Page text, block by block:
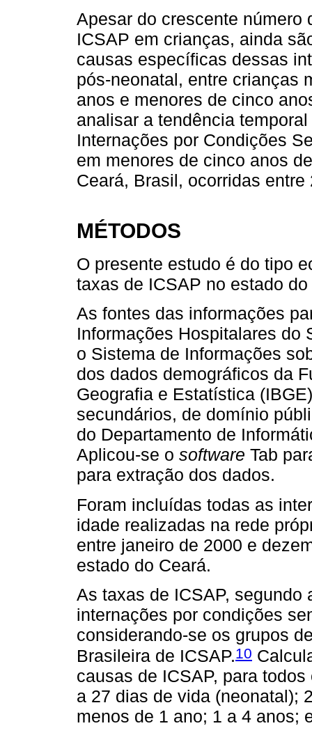
Apesar do crescente número
ICSAP em crianças, ainda
causas específicas dessas
pós-neonatal, entre crianças
anos e menores de cinco
analisar a tendência
Internações por Condições
em menores de cinco anos
Ceará, Brasil, ocorridas entre
MÉTODOS
O presente estudo é do tipo
taxas de ICSAP no estado
As fontes das informações
Informações Hospitalares do
o Sistema de Informações
dos dados demográficos da
Geografia e Estatística
secundários, de domínio
do Departamento de
Aplicou-se o software Tab
para extração dos dados.
Foram incluídas todas as
idade realizadas na rede
entre janeiro de 2000 e
estado do Ceará.
As taxas de ICSAP,
internações por condições
considerando-se os grupos
Brasileira de ICSAP.10
causas de ICSAP, para
a 27 dias de vida (neonatal);
menos de 1 ano; 1 a 4 anos;